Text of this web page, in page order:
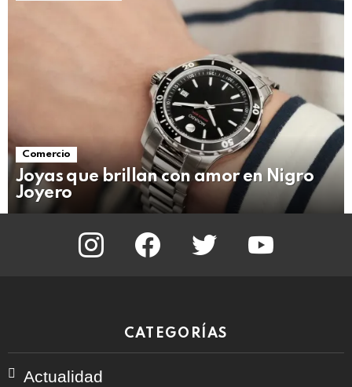
Comercio
Joyas que brillan con amor en Nigro
Joyero
instagram facebook twitter youtube
CATEGORÍAS
Actualidad